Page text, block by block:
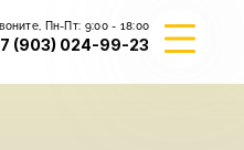
Пн-Пт: 9:00 - 18:00
(903) 024-99-23